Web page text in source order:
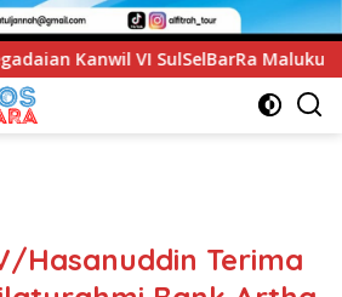
Luncurkan Program PANDE
Hasanuddin Terima